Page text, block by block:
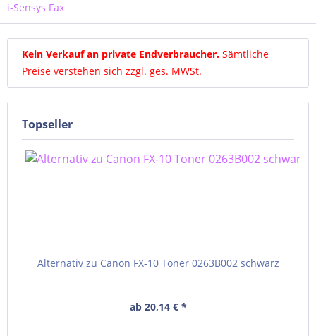
i-Sensys Fax
Kein Verkauf an private Endverbraucher. Sämtliche
Preise verstehen sich zzgl. ges. MWSt.
Topseller
Alternativ zu Canon FX-10 Toner 0263B002 schwarz
ab 20,14 € *